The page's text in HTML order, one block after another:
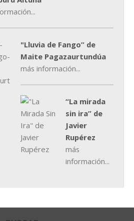
"Lluvia de Fango” de
Maite Pagazaurtundúa
más información...
“La mirada
sin ira” de
Javier
Rupérez
más
información...